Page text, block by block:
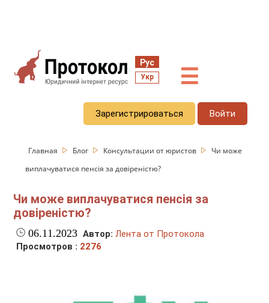
Рус
Укр ☰
Зарегистрироваться Войти
Главная Блог Консультации от юристов
Чи може
виплачуватися пенсія за довіреністю?
Чи може виплачуватися пенсія за
довіреністю?
06.11.2023 Автор: Лента от Протокола
Просмотров : 2276